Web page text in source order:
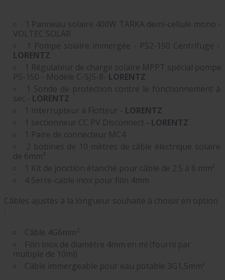
1 Panneau solaire 400W TARKA demi-cellule mono -
VOLTEC SOLAR
1 Pompe solaire immergée - PS2-150 Centrifuge -
LORENTZ
1 Régulateur de charge solaire MPPT spécial pompe
PS-150 - Modèle C-SJ5-8- LORENTZ
1 Sonde de protection contre le fonctionnement à
sec - LORENTZ
1 Interrupteur à Flotteur - LORENTZ
1 sectionneur CC PV Disconnect - LORENTZ
1 Paire de connecteur MC4
2 bobines de 10 mètres de câble électrique solaire
de 6mm²
1 Kit de jonction étanche pour câble de 2.5 à 6 mm²
4 Serre-cable inox pour filin 4mm
Câbles ajustés à la longueur souhaité à choisir en option
:
Câble 4G6mm2
Filin inox de diamètre 4mm en ml (fourni par
multiple de 10ml)
Câble immergeable pour eau potable 3G1,5mm²